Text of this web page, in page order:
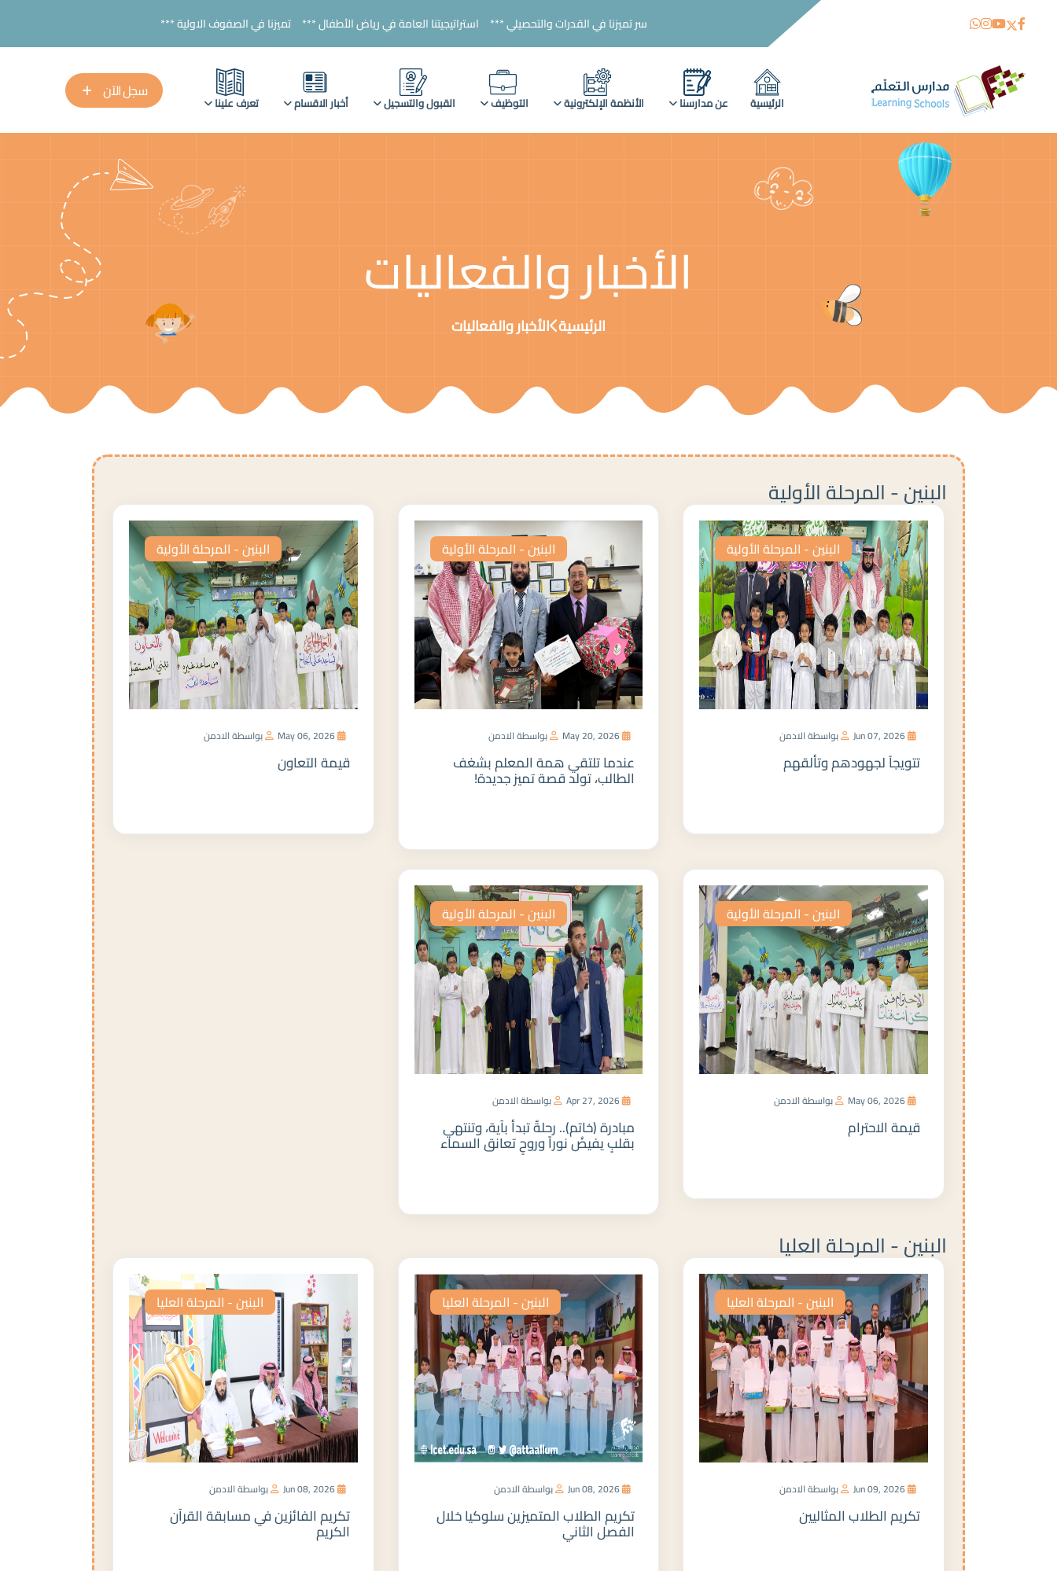
سر تميزنا في القدرات والتحصيلي *** استراتيجيتنا العامة في رياض الأطفال *** تميزنا في الصفوف الاولية ***
الرئيسية عن مدارسنا الأنظمة الإلكترونية التوظيف القبول والتسجيل أخبار الاقسام تعرف علينا
سجل الآن
الأخبار والفعاليات
الرئيسية الأخبار والفعاليات
البنين - المرحلة الأولية
البنين - المرحلة الأولية
بواسطة الادمن
تتويجاً لجهودهم وتألقهم
البنين - المرحلة الأولية
May 20, 2026 بواسطة الادمن
عندما تلتقي همة المعلم بشغف
الطالب، تولد قصة تميز جديدة!
البنين - المرحلة الأولية
May 06, 2026 بواسطة الادمن
قيمة التعاون
البنين - المرحلة الأولية
بواسطة الادمن
قيمة الاحترام
البنين - المرحلة الأولية
Apr 27, 2026 بواسطة الادمن
مبادرة (خاتم).. رحلةٌ تبدأ بآية، وتنتهي
بقلبٍ يفيضُ نوراً وروحٍ تعانق السماء
البنين - المرحلة العليا
البنين - المرحلة العليا
بواسطة الادمن
تكريم الطلاب المثاليين
البنين - المرحلة العليا
Jun 08, 2026 بواسطة الادمن
تكريم الطلاب المتميزين سلوكيا خلال
الفصل الثاني
البنين - المرحلة العليا
Jun 08, 2026 بواسطة الادمن
تكريم الفائزين في مسابقة القرآن
الكريم